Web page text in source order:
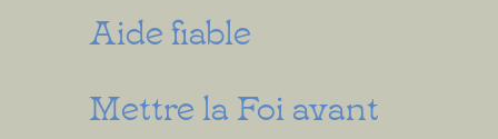
Aide fiable
Mettre la Foi avant